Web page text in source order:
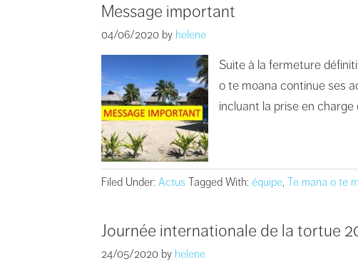
Message important
04/06/2020 by helene
Suite à la fermeture
o te moana continue ses
incluant la prise en
Filed Under: Actus Tagged With: équipe, Te mana o te
Journée internationale de la tortue
24/05/2020 by helene